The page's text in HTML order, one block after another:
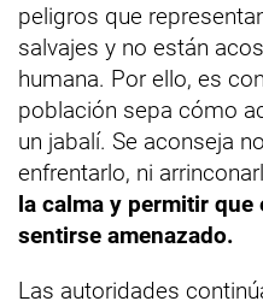
peligros que
salvajes y no están
humana. Por ello, es
población sepa cómo
un jabalí. Se aconseja
enfrentarlo, ni
la calma y permitir que
sentirse amenazado.
Las autoridades